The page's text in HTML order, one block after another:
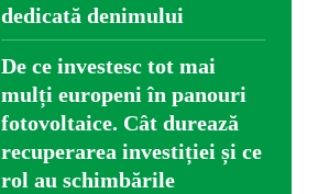
dedicată denimului
De ce investesc tot mai
mulți europeni în panouri
fotovoltaice. Cât durează
recuperarea investiției și ce
rol au schimbările